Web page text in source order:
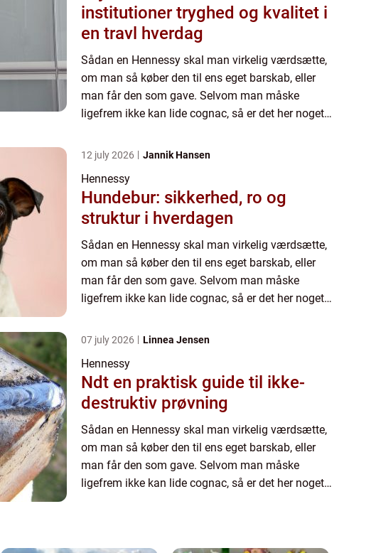
institutioner tryghed og kvalitet i
en travl hverdag
Sådan en Hennessy skal man virkelig værdsætte,
om man så køber den til ens eget barskab, eller
man får den som gave. Selvom man måske
ligefrem ikke kan lide cognac, så er det her noget
12 july 2026 Jannik Hansen
Hennessy
Hundebur: sikkerhed, ro og
struktur i hverdagen
Sådan en Hennessy skal man virkelig værdsætte,
om man så køber den til ens eget barskab, eller
man får den som gave. Selvom man måske
ligefrem ikke kan lide cognac, så er det her noget
07 july 2026 Linnea Jensen
Hennessy
Ndt en praktisk guide til ikke-
destruktiv prøvning
Sådan en Hennessy skal man virkelig værdsætte,
om man så køber den til ens eget barskab, eller
man får den som gave. Selvom man måske
ligefrem ikke kan lide cognac, så er det her noget